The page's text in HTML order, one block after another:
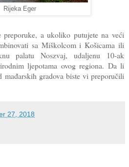
Rijeka Eger
a ukoliko putujete na veći
sa Miškolcom i Košicama ili
palatu Noszvaj, udaljenu 10-ak
ljepotama ovog regiona. Da li
gradova biste vi preporučili
27, 2018